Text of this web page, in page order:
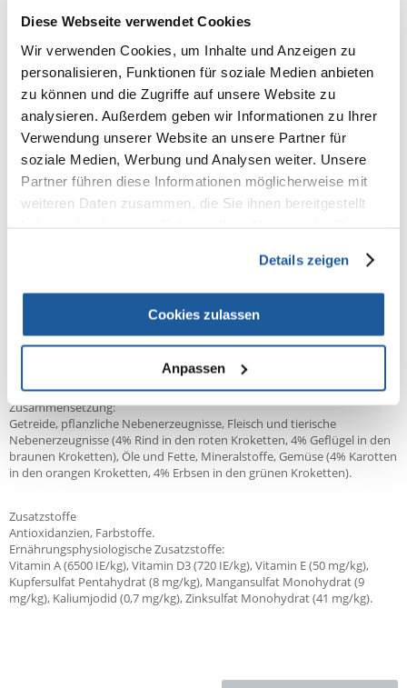
Diese Webseite verwendet Cookies
Wir verwenden Cookies, um Inhalte und Anzeigen zu
personalisieren, Funktionen für soziale Medien anbieten
zu können und die Zugriffe auf unsere Website zu
analysieren. Außerdem geben wir Informationen zu Ihrer
Verwendung unserer Website an unsere Partner für
soziale Medien, Werbung und Analysen weiter. Unsere
Partner führen diese Informationen möglicherweise mit
weiteren Daten zusammen, die Sie ihnen bereitgestellt
Details zeigen
Cookies zulassen
Anpassen
98%
98% KUNDEN EMPFEHLEN DIESES PRODUKT
REZENSION VERFASSEN
Nahrung, die sicher stellt, dass Ihr Hund wohlgenährt, glücklich und
voller Leben ist. Die Rezeptur von Chappi hat immer noch den
köstlichen Geschmack, den die Hunde lieben.
Zusammensetzung:
Getreide, pflanzliche Nebenerzeugnisse, Fleisch und tierische
Nebenerzeugnisse (4% Rind in den roten Kroketten, 4% Geflügel in den
braunen Kroketten), Öle und Fette, Mineralstoffe, Gemüse (4% Karotten
in den orangen Kroketten, 4% Erbsen in den grünen Kroketten).
Zusatzstoffe
Antioxidanzien, Farbstoffe.
Ernährungsphysiologische Zusatzstoffe:
Vitamin A (6500 IE/kg), Vitamin D3 (720 IE/kg), Vitamin E (50 mg/kg),
Kupfersulfat Pentahydrat (8 mg/kg), Mangansulfat Monohydrat (9
mg/kg), Kaliumjodid (0,7 mg/kg), Zinksulfat Monohydrat (41 mg/kg).